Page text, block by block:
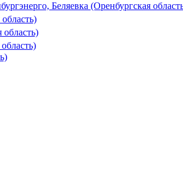
Беляевка (Оренбургская
область)